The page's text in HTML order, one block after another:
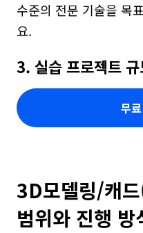
수준의 전문 기술을 목
요.
3. 실습 프로젝트
무
3D모델링/캐
범위와 진행 방